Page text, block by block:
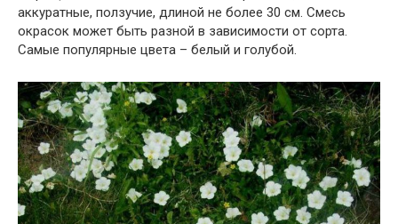
аккуратные, ползучие, длиной не более 30 см. Смесь
окрасок может быть разной в зависимости от сорта.
Самые популярные цвета – белый и голубой.